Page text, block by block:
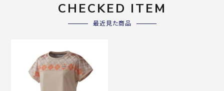
CHECKED ITEM
最近見た商品